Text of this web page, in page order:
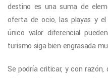
destino es una suma de
oferta de ocio, las playas y
único valor diferencial
turismo siga bien engrasada
Se podría criticar, y con razón,